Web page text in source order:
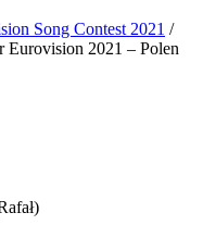
Song Contest 2021 /
Eurovision 2021 – Polen